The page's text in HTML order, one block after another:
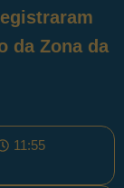
da Zona da
11:55